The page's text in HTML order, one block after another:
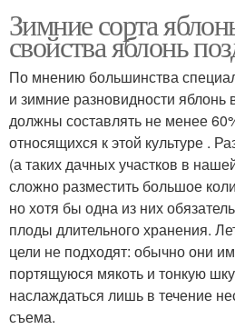
Зимние сорта
свойства яблонь
По мнению большинства
и зимние разновидности яблонь
должны составлять не менее
относящихся к этой культуре .
(а таких дачных участков в
сложно разместить большое
но хотя бы одна из них
плоды длительного хранения.
цели не подходят: обычно они
портящуюся мякоть и тонкую
наслаждаться лишь в течение
съема.